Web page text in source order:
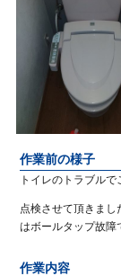
作業前の様子
トイレのトラブルで
点検させて頂きまし
はボールタップ故障
作業内容